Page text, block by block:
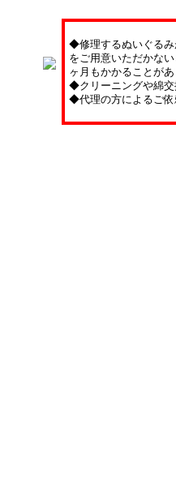
◆修理するぬいぐるみ
をご用意いただかな
ヶ月もかかることがあ
◆クリーニングや綿交
◆代理の方によるご依